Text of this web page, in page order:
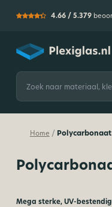
4.66 / 5.379
Plexiglas
Zoeken
naar:
Home /
Mega sterke, UV-